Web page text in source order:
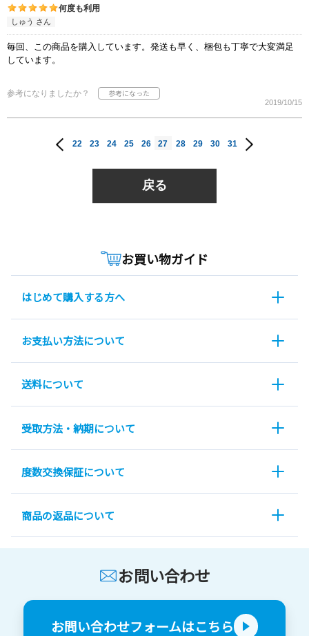
何度も利用
しゅう さん
毎回、この商品を購入しています。発送も早く、梱包も丁寧で大変満足
しています。
参考になりましたか？
2019/10/15
22 23 24 25 26 27 28 29 30 31
戻る
お買い物ガイド
はじめて購入する方へ
お支払い方法について
送料について
受取方法・納期について
度数交換保証について
商品の返品について
お問い合わせ
お問い合わせフォームはこちら